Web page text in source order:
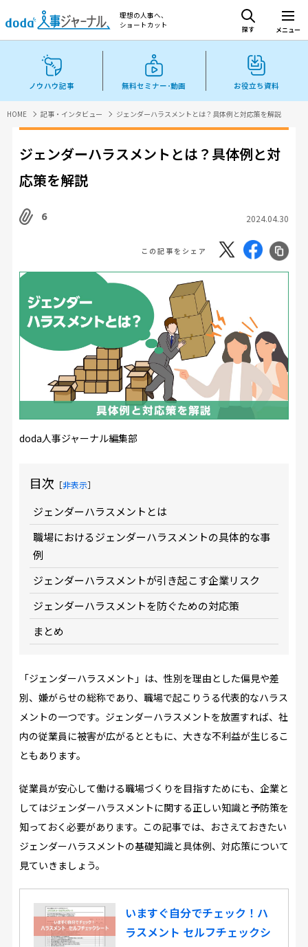
理想の人事へ、
ショートカット
探す メニュー
ノウハウ記事 無料セミナー･動画 お役立ち資料
HOME 記事・インタビュー ジェンダーハラスメントとは？具体例と対応策を解説
ジェンダーハラスメントとは？具体例と対
応策を解説
6 2024.04.30
この記事をシェア
doda人事ジャーナル編集部
目次 ［非表示］
ジェンダーハラスメントとは
職場におけるジェンダーハラスメントの具体的な事
例
ジェンダーハラスメントが引き起こす企業リスク
ジェンダーハラスメントを防ぐための対応策
まとめ
「ジェンダーハラスメント」は、性別を理由とした偏見や差
別、嫌がらせの総称であり、職場で起こりうる代表的なハラス
メントの一つです。ジェンダーハラスメントを放置すれば、社
内の従業員に被害が広がるとともに、大きな不利益が生じるこ
ともあります。
従業員が安心して働ける職場づくりを目指すためにも、企業と
してはジェンダーハラスメントに関する正しい知識と予防策を
知っておく必要があります。この記事では、おさえておきたい
ジェンダーハラスメントの基礎知識と具体例、対応策について
見ていきましょう。
いますぐ自分でチェック！ハ
ラスメント セルフチェックシ